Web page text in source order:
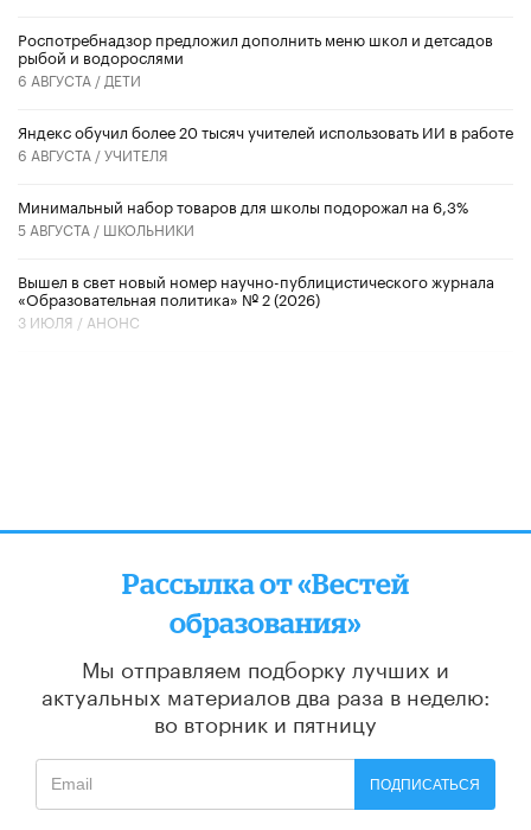
Роспотребнадзор предложил дополнить меню школ и детсадов
рыбой и водорослями
6 АВГУСТА / ДЕТИ
​Яндекс обучил более 20 тысяч учителей использовать ИИ в работе
6 АВГУСТА /УЧИТЕЛЯ
Минимальный набор товаров для школы подорожал на 6,3%
5 АВГУСТА / ШКОЛЬНИКИ
Вышел в свет новый номер научно-публицистического журнала
«Образовательная политика» № 2 (2026)
3 ИЮЛЯ / АНОНС
Рассылка от «Вестей
образования»
Мы отправляем подборку лучших и
актуальных материалов два раза в неделю:
во вторник и пятницу
ПОДПИСАТЬСЯ